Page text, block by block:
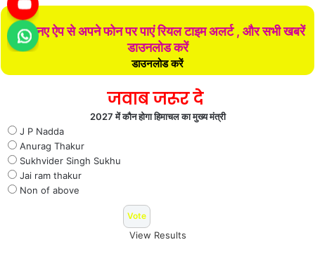
हमारे नए ऐप से अपने फोन पर पाएं रियल टाइम अलर्ट , और सभी खबरें
डाउनलोड करें
डाउनलोड करें
जवाब जरूर दे
2027 में कौन होगा हिमाचल का मुख्य मंत्री
J P Nadda
Anurag Thakur
Sukhvider Singh Sukhu
Jai ram thakur
Non of above
View Results